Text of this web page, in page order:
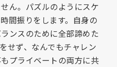
ん。パズルのようにスケ
間振りをします。自身の
ンスのために全部諦めた
せず、なんでもチャレン
プライベートの両方に共